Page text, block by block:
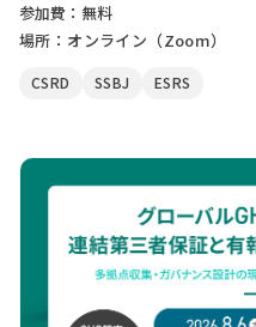
参加費：無料
場所：オンライン（Zoom）
CSRD SSBJ ESRS